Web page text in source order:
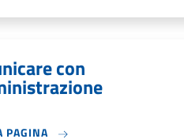
con
PAGINA